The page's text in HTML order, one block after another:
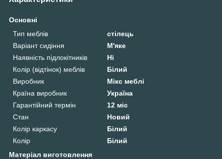
Основні
Тип меблів
стілець
Варіант сидіння
М'яке
Наявність підлокітників
Ні
Колір (відтінок) меблів
Білий
Виробник
Мікс меблі
Країна виробник
Україна
Гарантійний термін
12 міс
Стан
Новий
Колір каркасу
Білий
Колір
Білий
Матеріал виготовлення